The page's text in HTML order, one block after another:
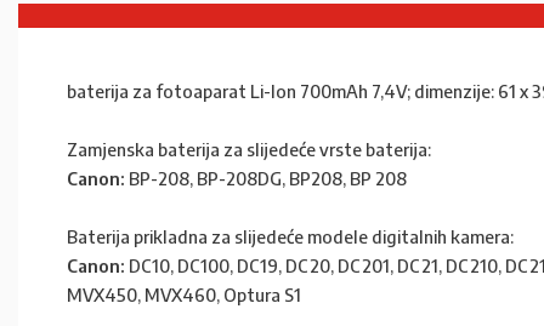
baterija za fotoaparat Li-Ion 700mAh 7,4V; dimenzije: 61 x
Zamjenska baterija za slijedeće vrste baterija:
Canon: BP-208, BP-208DG, BP208, BP 208
Baterija prikladna za slijedeće modele digitalnih kamera:
Canon: DC10, DC100, DC19, DC20, DC201, DC21, DC210,
MVX450, MVX460, Optura S1